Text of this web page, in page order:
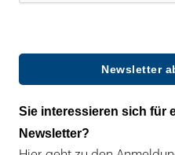
Newsletter
Sie interessieren sich für
Newsletter?